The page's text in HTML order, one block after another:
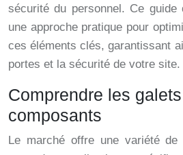
sécurité du personnel. Ce guide
une approche pratique pour
ces éléments clés, garantissant
portes et la sécurité de votre site.
Comprendre les
composants
Le marché offre une variété